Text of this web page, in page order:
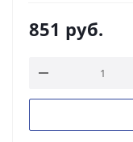
851 руб.